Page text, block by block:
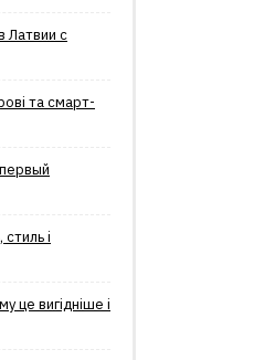
Латвии с
та смарт-
і
це вигідніше і